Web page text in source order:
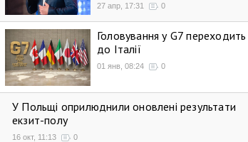
27 апр, 17:31 0
Головування у G7 переходить
до Італії
01 янв, 08:24 0
У Польщі оприлюднили оновлені результати
екзит-полу
16 окт, 11:13 0